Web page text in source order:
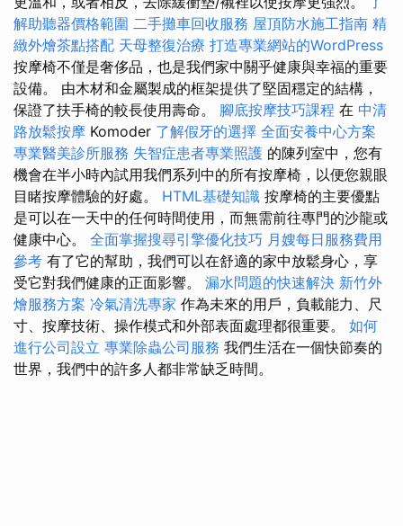
解助聽器價格範圍 二手攤車回收服務 屋頂防水施工指南 精
緻外燴茶點搭配 天母整復治療 打造專業網站的WordPress
按摩椅不僅是奢侈品，也是我們家中關乎健康與幸福的重要
設備。 由木材和金屬製成的框架提供了堅固穩定的結構，
保證了扶手椅的較長使用壽命。 腳底按摩技巧課程 在 中清
路放鬆按摩 Komoder 了解假牙的選擇 全面安養中心方案
專業醫美診所服務 失智症患者專業照護 的陳列室中，您有
機會在半小時內試用我們系列中的所有按摩椅，以便您親眼
目睹按摩體驗的好處。 HTML基礎知識 按摩椅的主要優點
是可以在一天中的任何時間使用，而無需前往專門的沙龍或
健康中心。 全面掌握搜尋引擎優化技巧 月嫂每日服務費用
參考 有了它的幫助，我們可以在舒適的家中放鬆身心，享
受它對我們健康的正面影響。 漏水問題的快速解決 新竹外
燴服務方案 冷氣清洗專家 作為未來的用戶，負載能力、尺
寸、按摩技術、操作模式和外部表面處理都很重要。 如何
進行公司設立 專業除蟲公司服務 我們生活在一個快節奏的
世界，我們中的許多人都非常缺乏時間。